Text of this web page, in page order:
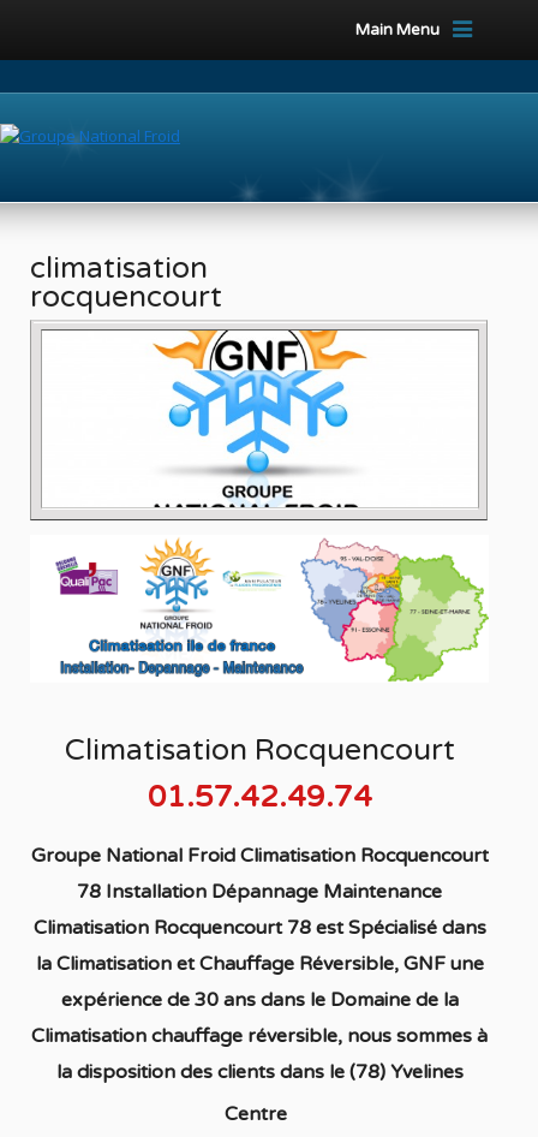
Main Menu
climatisation
rocquencourt
Climatisation Rocquencourt
01.57.42.49.74
Groupe National Froid Climatisation Rocquencourt
78 Installation Dépannage Maintenance
Climatisation Rocquencourt 78 est Spécialisédans
la Climatisationet ChauffageRéversible, GNF une
expérience de 30 ans dans le Domaine de la
Climatisation chauffage réversible, nous sommes à
la disposition des clients dansle (78) Yvelines
Centre